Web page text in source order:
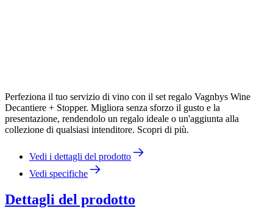
Perfeziona il tuo servizio di vino con il set regalo Vagnbys Wine
Decantiere + Stopper. Migliora senza sforzo il gusto e la
presentazione, rendendolo un regalo ideale o un'aggiunta alla
collezione di qualsiasi intenditore. Scopri di più.
Vedi i dettagli del prodotto
Vedi specifiche
Dettagli del prodotto